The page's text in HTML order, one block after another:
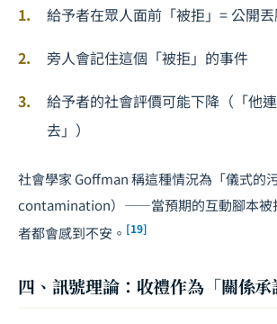
給予者在眾人面前「被拒」= 公開
旁人會記住這個「被拒」的事件
給予者的社會評價可能下降（「他
去」）
社會學家 Goffman 稱這種情況為「儀式的
contamination）——當預期的互動腳本被
者都會感到不安。 [19]
四、訊號理論：收禮作為「關係